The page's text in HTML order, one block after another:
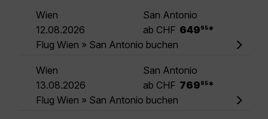
Wien
San Antonio
12.08.2026
ab CHF 649 95 *
Flug Wien » San Antonio buchen
Wien
San Antonio
13.08.2026
ab CHF 769 95 *
Flug Wien » San Antonio buchen